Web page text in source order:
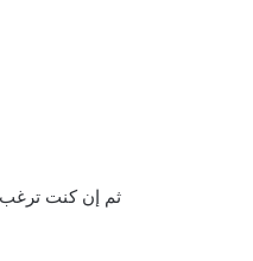
ثم إن كنت ترغب